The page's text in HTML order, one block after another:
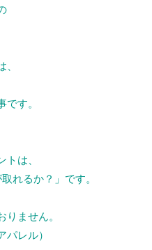
す。
は、
れるか？」です。
ません。
レル）